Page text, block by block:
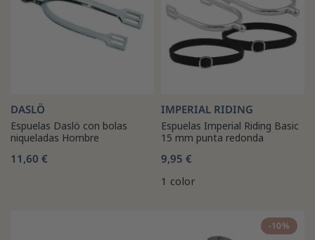
DASLÖ
Espuelas Daslö con bolas
niqueladas Hombre
11,60 €
IMPERIAL RIDING
Espuelas Imperial Riding Basic
15 mm punta redonda
9,95 €
1 color
-10%